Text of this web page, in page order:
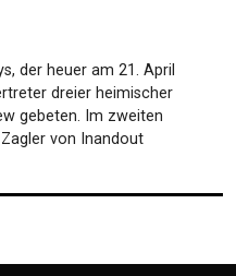
der heuer am 21. April
dreier heimischer
gebeten. Im zweiten
von Inandout